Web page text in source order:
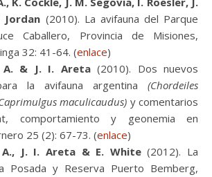
(2010). La avifauna del Parque
Caballero, Provincia de Misiones,
32: 41-64. (enlace)
A. & J. I. Areta(2010). Dos nuevos
la avifauna argentina (Chordeiles
maculicaudus) y comentarios
comportamiento y geonemia en
25 (2): 67-73. (enlace)
J. I. Areta & E. White(2012). La
Posada y Reserva Puerto Bemberg,